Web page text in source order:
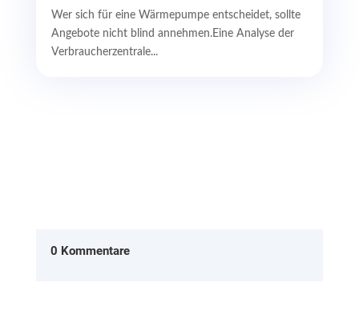
Wer sich für eine Wärmepumpe entscheidet, sollte
Angebote nicht blind annehmen.Eine Analyse der
Verbraucherzentrale...
0 Kommentare